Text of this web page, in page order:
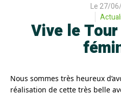
Le 27/
Vive le
Nous sommes très heureux
réalisation de cette très belle